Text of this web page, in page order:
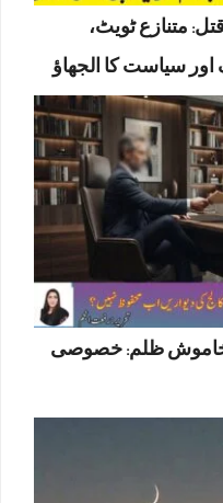
متنازع ٹویٹ،
سیاست کا الجھاؤ
خاموش ظلم: خصوصی